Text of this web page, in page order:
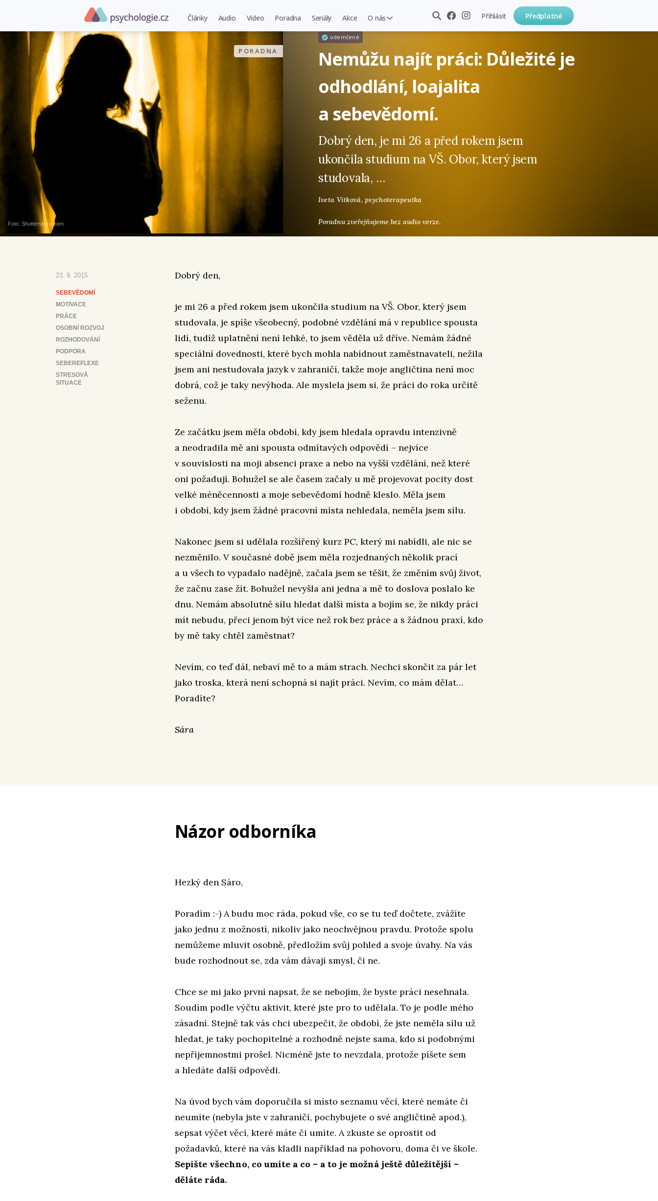
Články Audio Video Poradna Seriály Akce O nás Přihlásit Předplatné
PORADNA
Foto: Shutterstock.com
odemčené
Nemůžu najít práci: Důležité je
odhodlání, loajalita
a sebevědomí.
Dobrý den, je mi 26 a před rokem jsem
ukončila studium na VŠ. Obor, který jsem
studovala, …
Iveta Vitková,psychoterapeutka
Poradnu zveřejňujeme bez audio verze.
23. 9. 2015
SEBEVĚDOMÍ
MOTIVACE
PRÁCE
OSOBNÍ ROZVOJ
ROZHODOVÁNÍ
PODPORA
SEBEREFLEXE
STRESOVÁ
SITUACE
Dobrý den,
je mi 26 a před rokem jsem ukončila studium na VŠ. Obor, který jsem
studovala, je spíše všeobecný, podobné vzdělání má v republice spousta
lidí, tudíž uplatnění není lehké, to jsem věděla už dříve. Nemám žádné
speciální dovednosti, které bych mohla nabídnout zaměstnavateli, nežila
jsem ani nestudovala jazyk v zahraničí, takže moje angličtina není moc
dobrá, což je taky nevýhoda. Ale myslela jsem si, že práci do roka určitě
seženu.
Ze začátku jsem měla období, kdy jsem hledala opravdu intenzivně
a neodradila mě ani spousta odmítavých odpovědí – nejvíce
v souvislosti na moji absenci praxe a nebo na vyšší vzdělání, než které
oni požadují. Bohužel se ale časem začaly u mě projevovat pocity dost
velké méněcennosti a moje sebevědomí hodně kleslo. Měla jsem
i období, kdy jsem žádné pracovní místa nehledala, neměla jsem sílu.
Nakonec jsem si udělala rozšířený kurz PC, který mi nabídli, ale nic se
nezměnilo. V současné době jsem měla rozjednaných několik prací
a u všech to vypadalo nadějně, začala jsem se těšit, že změním svůj život,
že začnu zase žít. Bohužel nevyšla ani jedna a mě to doslova poslalo ke
dnu. Nemám absolutně sílu hledat další místa a bojím se, že nikdy práci
mít nebudu, přeci jenom být více než rok bez práce a s žádnou praxí, kdo
by mě taky chtěl zaměstnat?
Nevím, co teď dál, nebaví mě to a mám strach. Nechci skončit za pár let
jako troska, která není schopná si najít práci. Nevím, co mám dělat…
Poradíte?
Sára
Názor odborníka
Hezký den Sáro,
Poradím :-) A budu moc ráda, pokud vše, co se tu teď dočtete, zvážíte
jako jednu z možností, nikoliv jako neochvějnou pravdu. Protože spolu
nemůžeme mluvit osobně, předložím svůj pohled a svoje úvahy. Na vás
bude rozhodnout se, zda vám dávají smysl, či ne.
Chce se mi jako první napsat, že se nebojím, že byste práci nesehnala.
Soudím podle výčtu aktivit, které jste pro to udělala. To je podle mého
zásadní. Stejně tak vás chci ubezpečit, že období, že jste neměla sílu už
hledat, je taky pochopitelné a rozhodně nejste sama, kdo si podobnými
nepříjemnostmi prošel. Nicméně jste to nevzdala, protože píšete sem
a hledáte další odpovědi.
Na úvod bych vám doporučila si místo seznamu věcí, které nemáte či
neumíte (nebyla jste v zahraničí, pochybujete o své angličtině apod.),
sepsat výčet věcí, které máte či umíte. A zkuste se oprostit od
požadavků, které na vás kladli například na pohovoru, doma či ve škole.
Sepište všechno, co umíte a co – a to je možná ještě důležitější –
děláte ráda.